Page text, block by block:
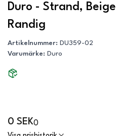
Duro - Strand,
Randig
Artikelnummer: DU359-02
Varumärke: Duro
0 SEK0